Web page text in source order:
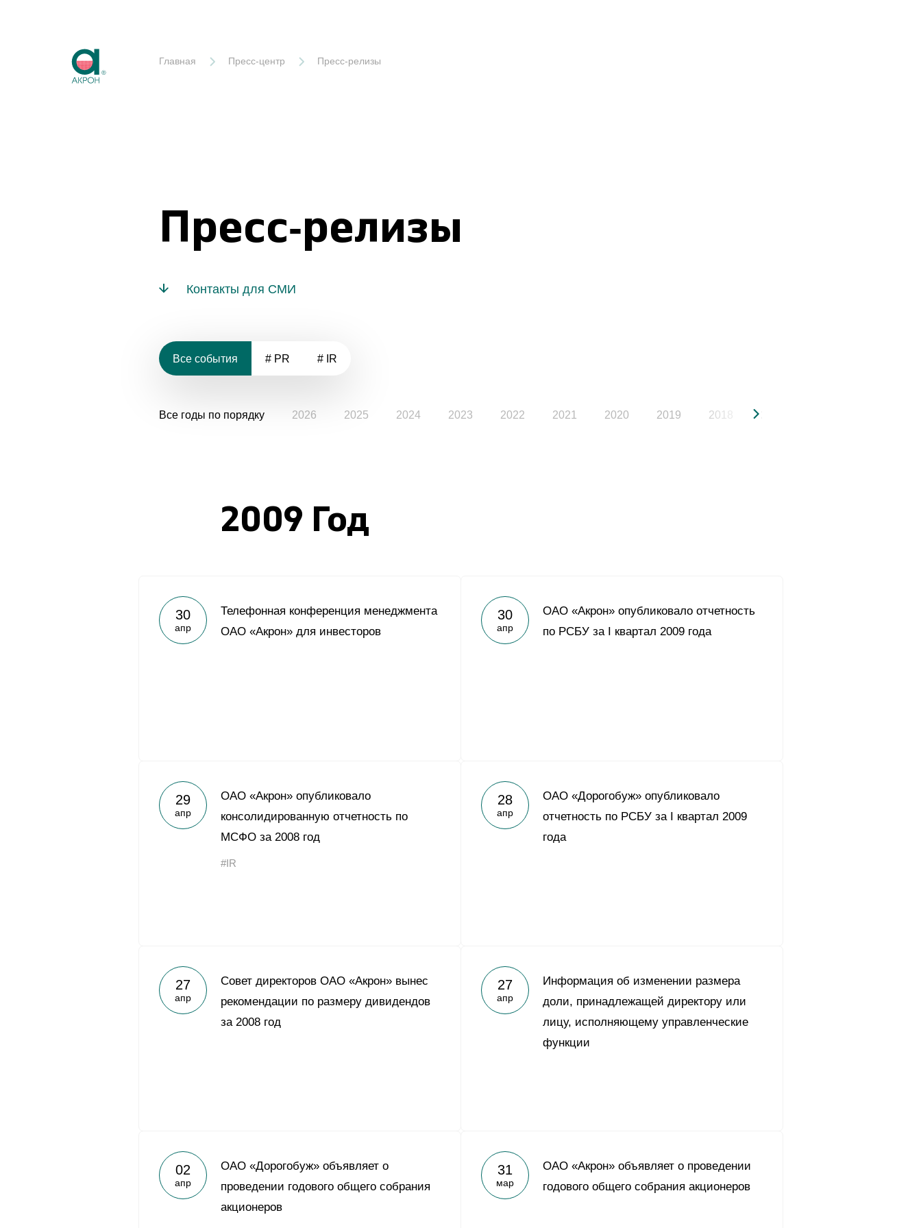
Главная Пресс-центр Пресс-релизы
Пресс-релизы
Контакты для СМИ
Все события # PR # IR
Все годы по порядку 2026 2025 2024 2023 2022 2021 2020 2019 2018
2009 Год
30
апр
Телефонная конференция менеджмента
ОАО «Акрон» для инвесторов
30
апр
ОАО «Акрон» опубликовало отчетность
по РСБУ за I квартал 2009 года
29
апр
ОАО «Акрон» опубликовало
консолидированную отчетность по
МСФО за 2008 год
#IR
28
апр
ОАО «Дорогобуж» опубликовало
отчетность по РСБУ за I квартал 2009
года
27
апр
Совет директоров ОАО «Акрон» вынес
рекомендации по размеру дивидендов
за 2008 год
27
апр
Информация об изменении размера
доли, принадлежащей директору или
лицу, исполняющему управленческие
функции
02
апр
ОАО «Дорогобуж» объявляет о
проведении годового общего собрания
акционеров
31
мар
ОАО «Акрон» объявляет о проведении
годового общего собрания акционеров